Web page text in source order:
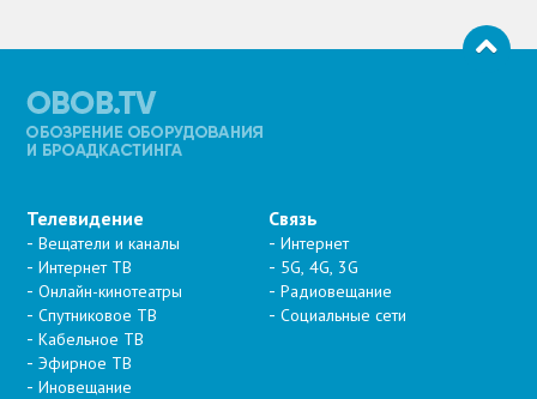
Телевидение
Вещатели и каналы
Интернет ТВ
Онлайн-кинотеатры
Спутниковое ТВ
Кабельное ТВ
Эфирное ТВ
Иновещание
Связь
Интернет
5G, 4G, 3G
Радиовещание
Социальные сети